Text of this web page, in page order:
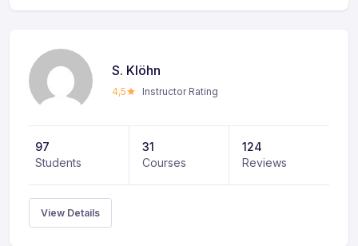
S. Klöhn
4,5 Instructor Rating
97
Students
31
Courses
124
Reviews
View Details